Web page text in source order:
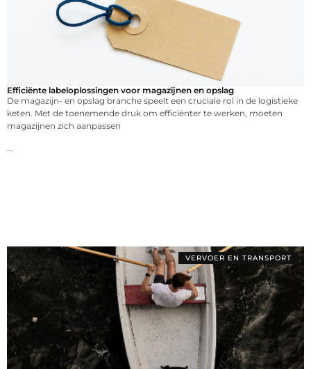
Efficiënte labeloplossingen voor magazijnen en opslag
De magazijn- en opslag branche speelt een cruciale rol in de logistieke
keten. Met de toenemende druk om efficiënter te werken, moeten
magazijnen zich aanpassen
...
VERVOER EN TRANSPORT